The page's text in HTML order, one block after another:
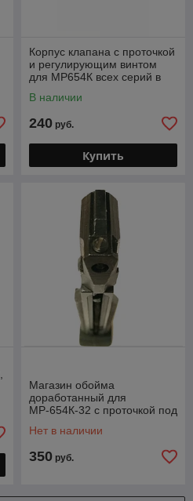
Корпус клапана с проточкой
и регулирующим винтом
для МР654К всех серий в
В наличии
240 руб.
Купить
Магазин обойма
доработанный для
МР-654К-32 с проточкой под
регулировочным винтом
Нет в наличии
350 руб.